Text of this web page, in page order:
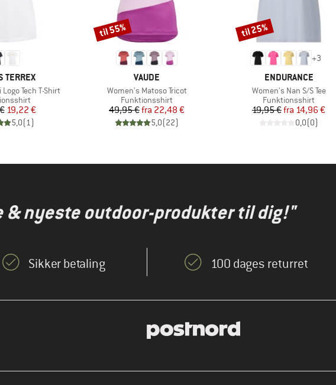
TERREX
Tech T-Shirt
Pris
Nedsat pris
19,22 €
5,0(1)
MÆRKE
VAUDE
Artikel
Women's Matoso Tricot
Produktgruppe
Funktionsshirt
Pris
49,95 € Nedsat pris
fra 22,48 €
5,0(22)
Rabat
til 55%
+3
MÆRKE
ENDURANCE
Artikel
Women's Nan S/S Tee
Produktgruppe
Funktionsshirt
Pris
19,95 € Nedsat pris
fra 14,96 €
0,0(0)
Rabat
til 25%
& nyeste outdoor-produkter til dig!"
Sikker betaling 100 dages returret